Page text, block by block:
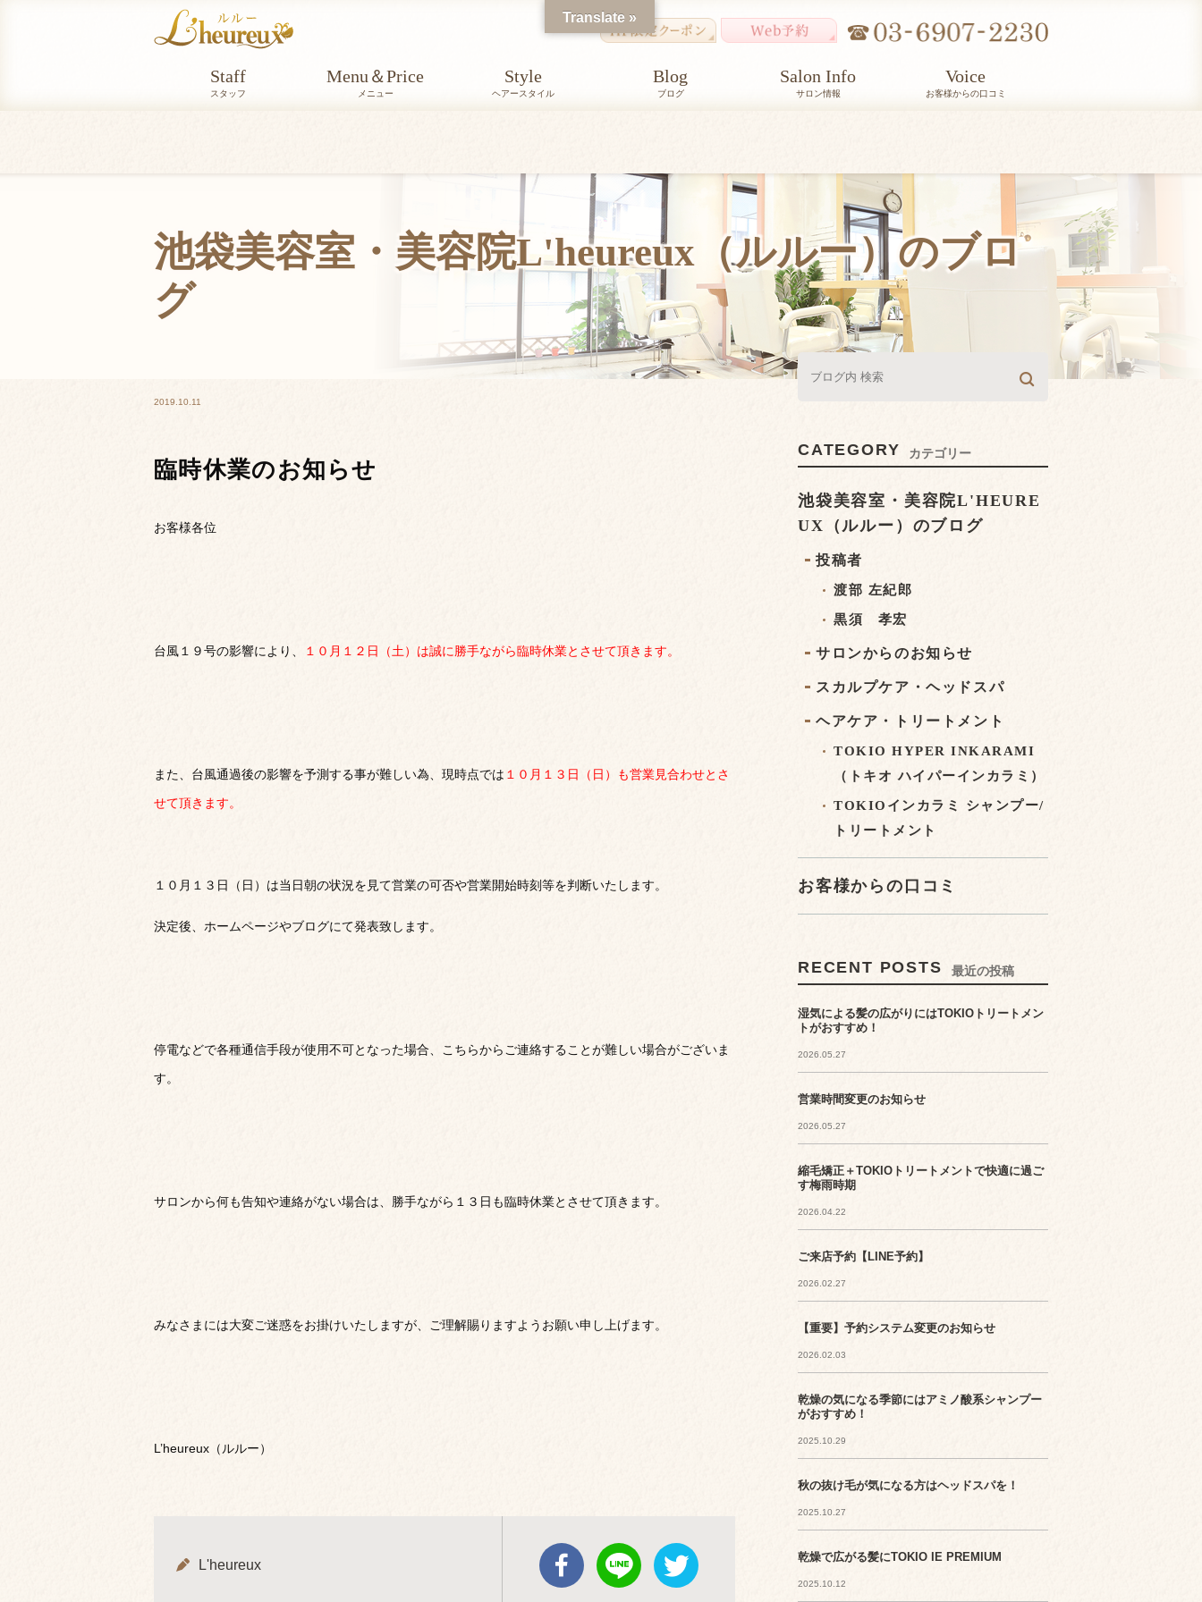
Staff
スタッフ
Menu＆Price
メニュー
Style
ヘアースタイル
Blog
ブログ
Salon Info
サロン情報
Voice
お客様からの口コミ
池袋美容室・美容院L'heureux（ルルー）のブロ
グ
2019.10.11
臨時休業のお知らせ
お客様各位
台風１９号の影響により、 １０月１２日（土）は誠に勝手ながら臨時休業とさせて頂きます。
また、台風通過後の影響を予測する事が難しい為、現時点では １０月１３日（日）も営業見合わせとさ
せて頂きます。
１０月１３日（日）は当日朝の状況を見て営業の可否や営業開始時刻等を判断いたします。
決定後、ホームページやブログにて発表致します。
停電などで各種通信手段が使用不可となった場合、こちらからご連絡することが難しい場合がございま
す。
サロンから何も告知や連絡がない場合は、勝手ながら１３日も臨時休業とさせて頂きます。
みなさまには大変ご迷惑をお掛けいたしますが、ご理解賜りますようお願い申し上げます。
L’heureux（ルルー）
L'heureux
CATEGORY カテゴリー
池袋美容室・美容院L'HEURE
UX（ルルー）のブログ
投稿者
渡部 左紀郎
黒須 孝宏
サロンからのお知らせ
スカルプケア・ヘッドスパ
ヘアケア・トリートメント
TOKIO HYPER INKARAMI
（トキオ ハイパーインカラミ）
TOKIOインカラミ シャンプー/
トリートメント
お客様からの口コミ
RECENT POSTS 最近の投稿
湿気による髪の広がりにはTOKIOトリートメン
トがおすすめ！
2026.05.27
営業時間変更のお知らせ
2026.05.27
縮毛矯正＋TOKIOトリートメントで快適に過ご
す梅雨時期
2026.04.22
ご来店予約【LINE予約】
2026.02.27
【重要】予約システム変更のお知らせ
2026.02.03
乾燥の気になる季節にはアミノ酸系シャンプー
がおすすめ！
2025.10.29
秋の抜け毛が気になる方はヘッドスパを！
2025.10.27
乾燥で広がる髪にTOKIO IE PREMIUM
2025.10.12
Translate »